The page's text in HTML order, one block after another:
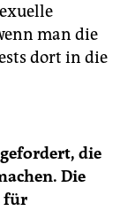
man die
dort in die
die
Die
für